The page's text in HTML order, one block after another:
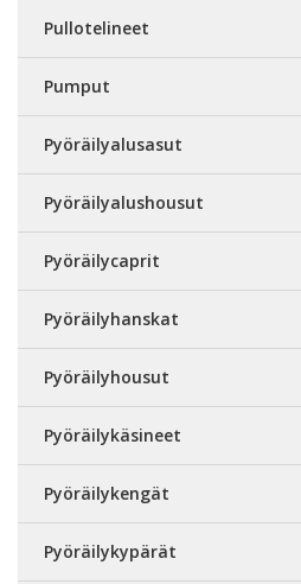
Pullotelineet
Pumput
Pyöräilyalusasut
Pyöräilyalushousut
Pyöräilycaprit
Pyöräilyhanskat
Pyöräilyhousut
Pyöräilykäsineet
Pyöräilykengät
Pyöräilykypärät